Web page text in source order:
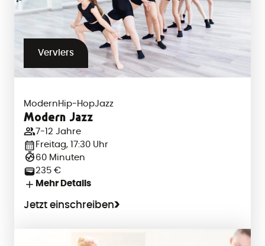
Verviers
Modern Hip-HopJazz
Modern Jazz
7-12 Jahre
Freitag, 17:30 Uhr
60 Minuten
235 €
Mehr Details
Jetzt einschreiben